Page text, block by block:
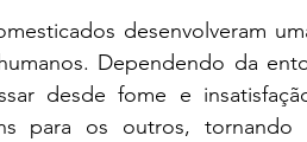
desenvolveram
Dependendo da
desde fome e
para os outros, tornando